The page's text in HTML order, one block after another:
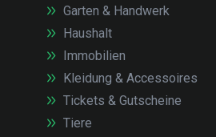
Garten & Handwerk
Haushalt
Immobilien
Kleidung & Accessoires
Tickets & Gutscheine
Tiere